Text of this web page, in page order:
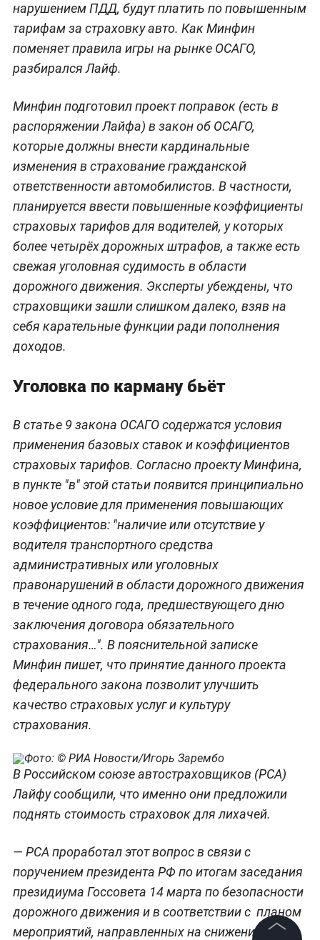
нарушением ПДД, будут платить по повышенным
тарифам за страховку авто. Как Минфин
поменяет правила игры на рынке ОСАГО,
разбирался Лайф.
Минфин подготовил проект поправок (есть в
распоряжении Лайфа) в закон об ОСАГО,
которые должны внести кардинальные
изменения в страхование гражданской
ответственности автомобилистов. В частности,
планируется ввести повышенные коэффициенты
страховых тарифов для водителей, у которых
более четырёх дорожных штрафов, а также есть
свежая уголовная судимость в области
дорожного движения. Эксперты убеждены, что
страховщики зашли слишком далеко, взяв на
себя карательные функции ради пополнения
доходов.
Уголовка по карману бьёт
В статье 9 закона ОСАГО содержатся условия
применения базовых ставок и коэффициентов
страховых тарифов. Согласно проекту Минфина,
в пункте "в" этой статьи появится принципиально
новое условие для применения повышающих
коэффициентов: "наличие или отсутствие у
водителя транспортного средства
административных или уголовных
правонарушений в области дорожного движения
в течение одного года, предшествующего дню
заключения договора обязательного
страхования…". В пояснительной записке
Минфин пишет, что принятие данного проекта
федерального закона позволит улучшить
качество страховых услуг и культуру
страхования.
В Российском союзе автостраховщиков (РСА)
Лайфу сообщили, что именно они предложили
поднять стоимость страховок для лихачей.
— РСА проработал этот вопрос в связи с
поручением президента РФ по итогам заседания
президиума Госсовета 14 марта по безопасности
дорожного движения и в соответствии с планом
мероприятий, направленных на снижение